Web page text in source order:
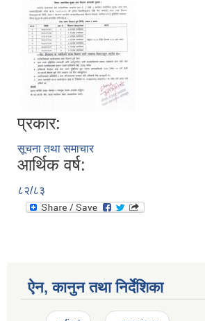
प्रकार:
सूचना तथा समाचार
आर्थिक वर्ष:
८२/८३
ऐन, कानुन तथा निर्देशिका